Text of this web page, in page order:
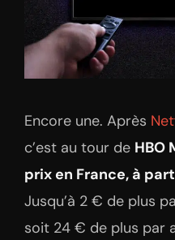
Encore une. Après
c’est au tour de HBO
prix en France, à
Jusqu’à 2 € de plus
soit 24 € de plus par